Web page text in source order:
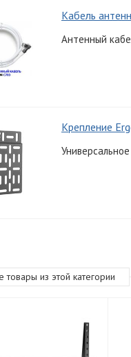
Кабель
Антенный
Крепление
товары из этой категории